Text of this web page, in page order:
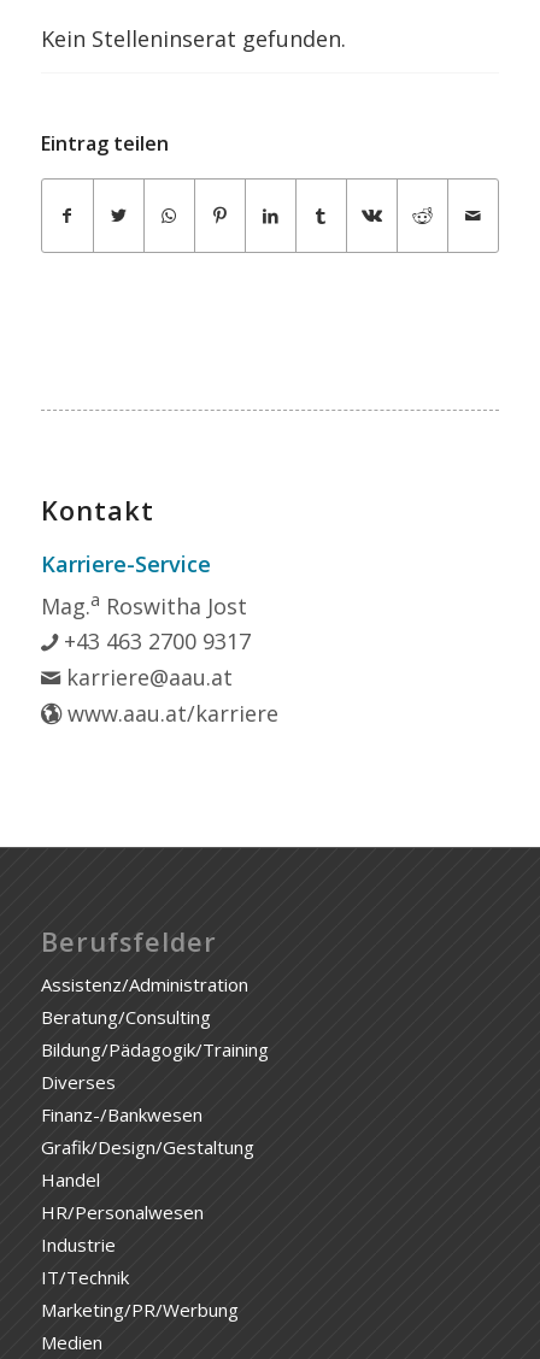
Kein Stelleninserat gefunden.
Eintrag teilen
Kontakt
Karriere-Service
Mag.a Roswitha Jost
+43 463 2700 9317
karriere@aau.at
www.aau.at/karriere
Berufsfelder
Assistenz/Administration
Beratung/Consulting
Bildung/Pädagogik/Training
Diverses
Finanz-/Bankwesen
Grafik/Design/Gestaltung
Handel
HR/Personalwesen
Industrie
IT/Technik
Marketing/PR/Werbung
Medien